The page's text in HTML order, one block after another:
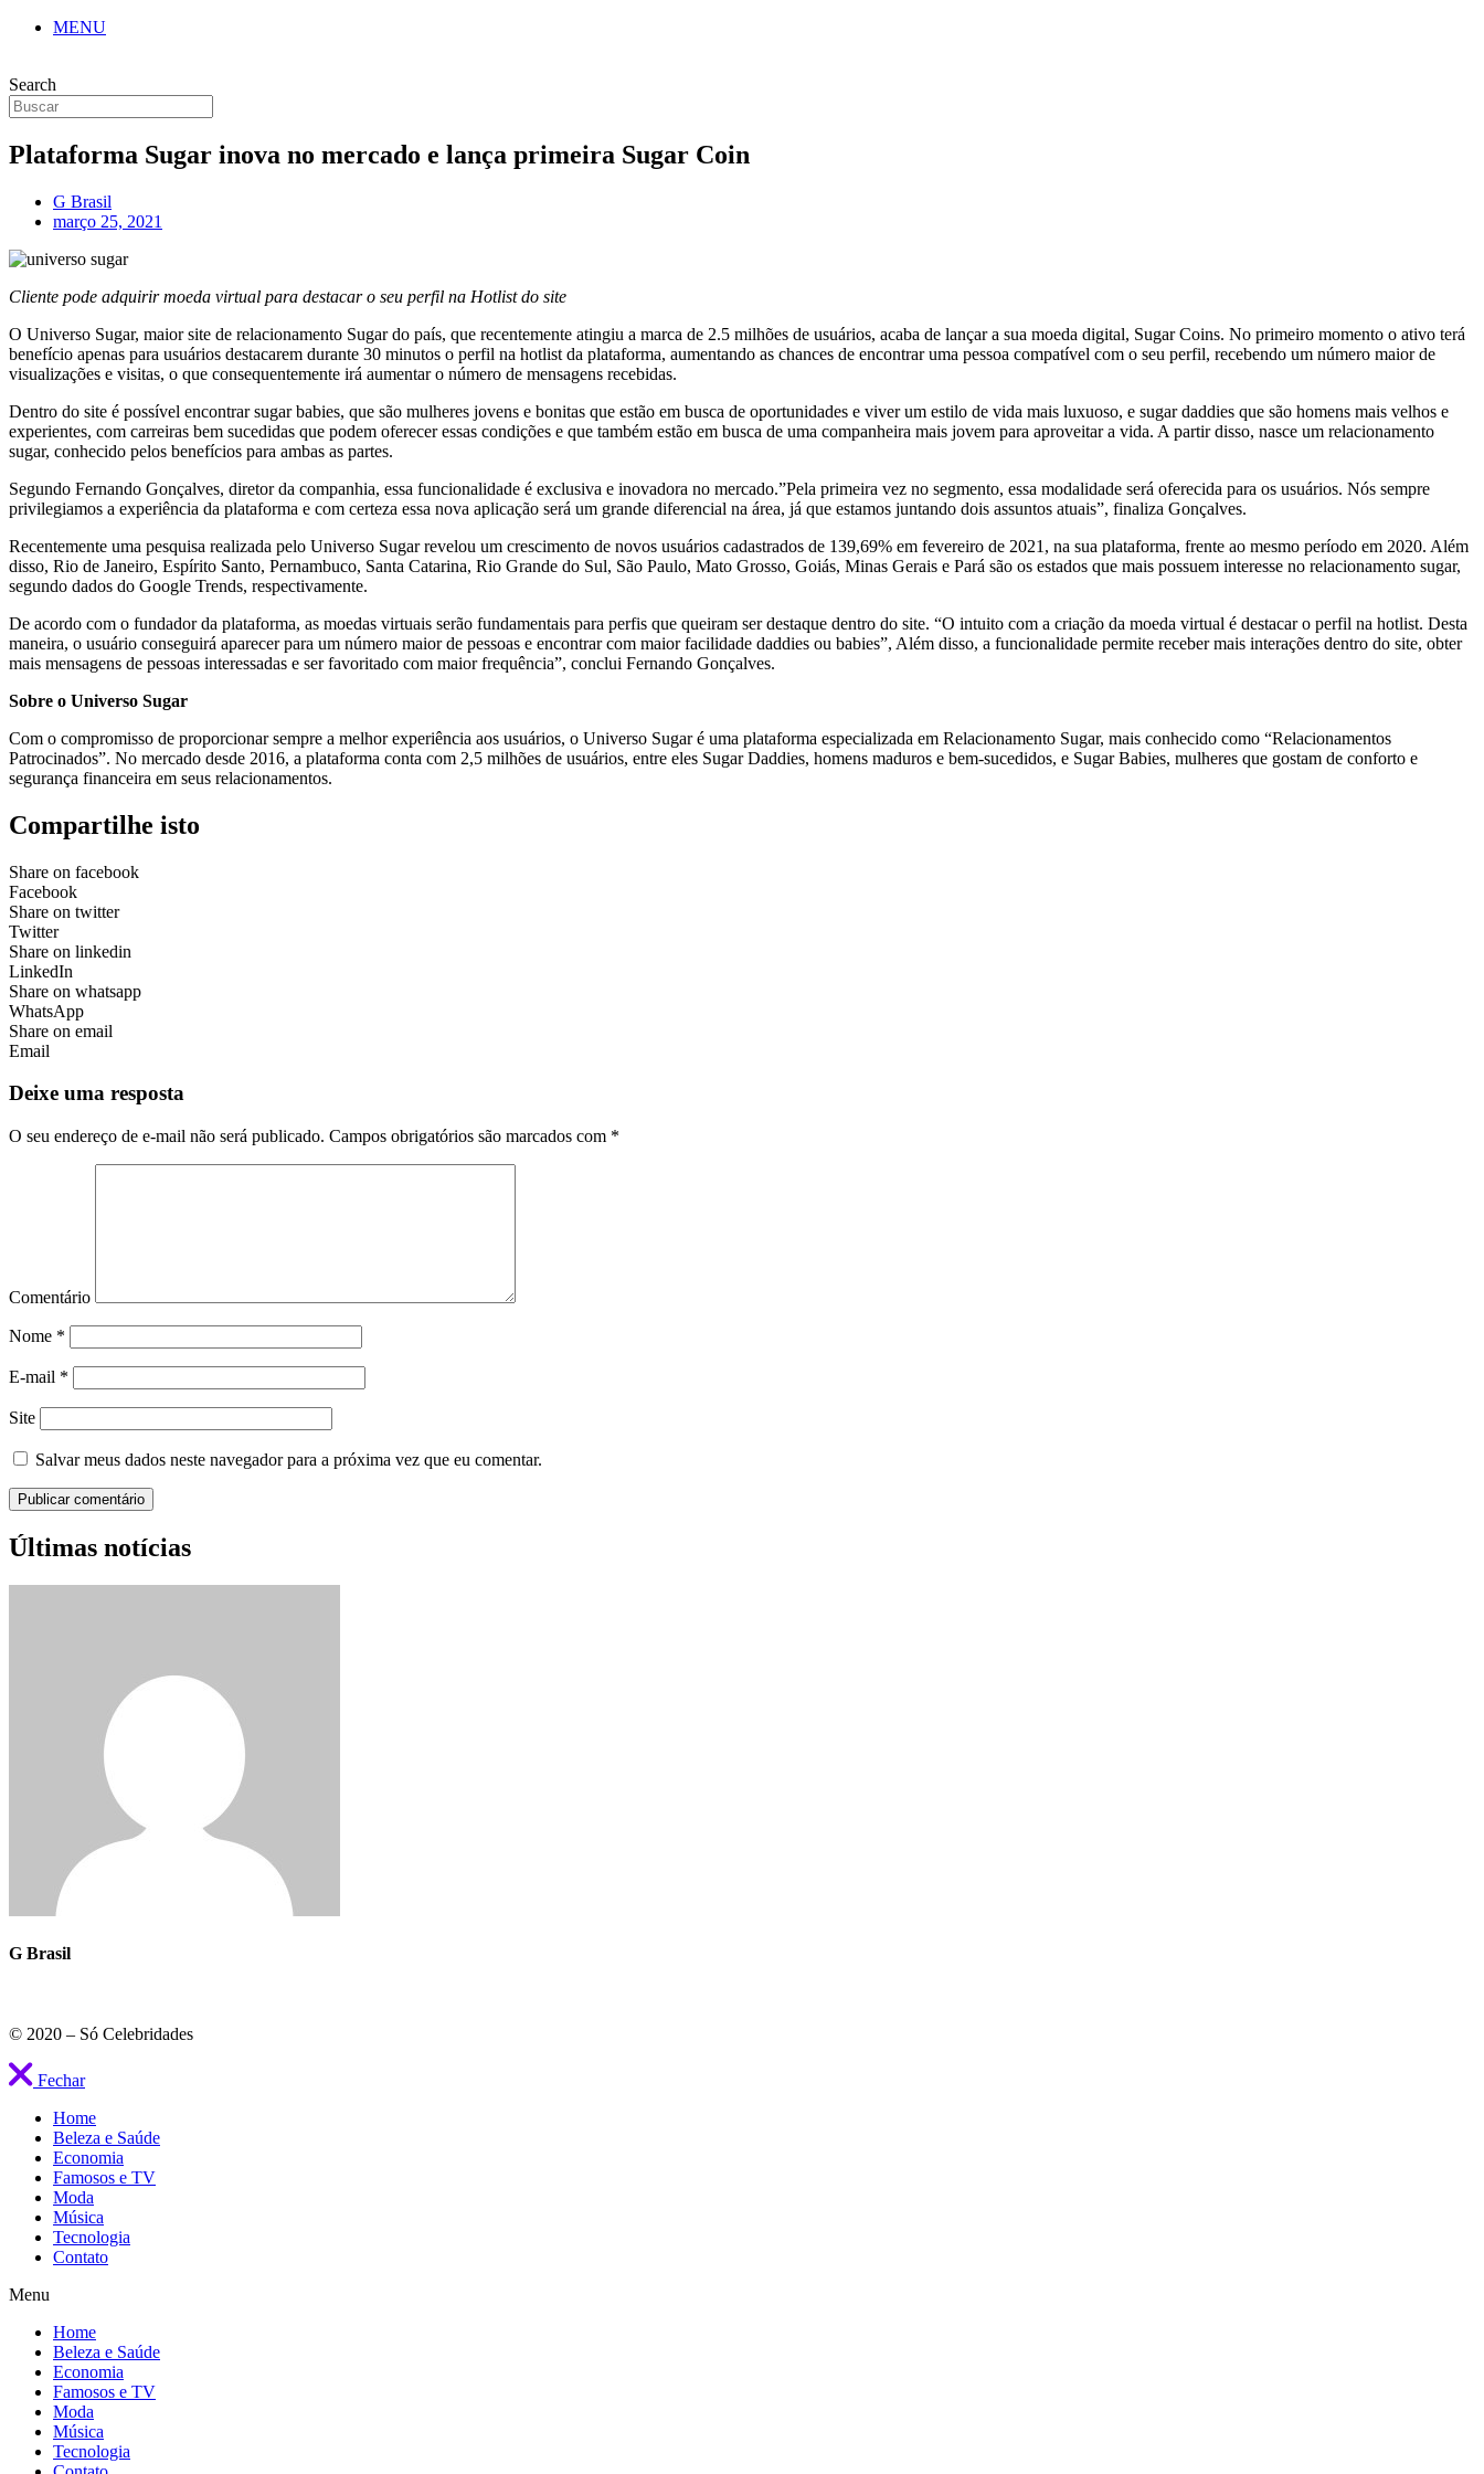
MENU
Search
Plataforma Sugar inova no mercado e lança primeira Sugar Coin
G Brasil
março 25, 2021
Cliente pode adquirir moeda virtual para destacar o seu perfil na Hotlist do site
O Universo Sugar, maior site de relacionamento Sugar do país, que recentemente atingiu a marca de 2.5 milhões de usuários, acaba de lançar a sua moeda digital, Sugar Coins. No primeiro momento o ativo terá
benefício apenas para usuários destacarem durante 30 minutos o perfil na hotlist da plataforma, aumentando as chances de encontrar uma pessoa compatível com o seu perfil, recebendo um número maior de
visualizações e visitas, o que consequentemente irá aumentar o número de mensagens recebidas.
Dentro do site é possível encontrar sugar babies, que são mulheres jovens e bonitas que estão em busca de oportunidades e viver um estilo de vida mais luxuoso, e sugar daddies que são homens mais velhos e
experientes, com carreiras bem sucedidas que podem oferecer essas condições e que também estão em busca de uma companheira mais jovem para aproveitar a vida. A partir disso, nasce um relacionamento
sugar, conhecido pelos benefícios para ambas as partes.
Segundo Fernando Gonçalves, diretor da companhia, essa funcionalidade é exclusiva e inovadora no mercado.”Pela primeira vez no segmento, essa modalidade será oferecida para os usuários. Nós sempre
privilegiamos a experiência da plataforma e com certeza essa nova aplicação será um grande diferencial na área, já que estamos juntando dois assuntos atuais”, finaliza Gonçalves.
Recentemente uma pesquisa realizada pelo Universo Sugar revelou um crescimento de novos usuários cadastrados de 139,69% em fevereiro de 2021, na sua plataforma, frente ao mesmo período em 2020. Além
disso, Rio de Janeiro, Espírito Santo, Pernambuco, Santa Catarina, Rio Grande do Sul, São Paulo, Mato Grosso, Goiás, Minas Gerais e Pará são os estados que mais possuem interesse no relacionamento sugar,
segundo dados do Google Trends, respectivamente.
De acordo com o fundador da plataforma, as moedas virtuais serão fundamentais para perfis que queiram ser destaque dentro do site. “O intuito com a criação da moeda virtual é destacar o perfil na hotlist. Desta
maneira, o usuário conseguirá aparecer para um número maior de pessoas e encontrar com maior facilidade daddies ou babies”, Além disso, a funcionalidade permite receber mais interações dentro do site, obter
mais mensagens de pessoas interessadas e ser favoritado com maior frequência”, conclui Fernando Gonçalves.
Sobre o Universo Sugar
Com o compromisso de proporcionar sempre a melhor experiência aos usuários, o Universo Sugar é uma plataforma especializada em Relacionamento Sugar, mais conhecido como “Relacionamentos
Patrocinados”. No mercado desde 2016, a plataforma conta com 2,5 milhões de usuários, entre eles Sugar Daddies, homens maduros e bem-sucedidos, e Sugar Babies, mulheres que gostam de conforto e
segurança financeira em seus relacionamentos.
Compartilhe isto
Share on facebook
Facebook
Share on twitter
Twitter
Share on linkedin
LinkedIn
Share on whatsapp
WhatsApp
Share on email
Email
Deixe uma resposta
O seu endereço de e-mail não será publicado. Campos obrigatórios são marcados com *
Comentário
Nome *
E-mail *
Site
Salvar meus dados neste navegador para a próxima vez que eu comentar.
Últimas notícias
G Brasil
© 2020 – Só Celebridades
Fechar
Home
Beleza e Saúde
Economia
Famosos e TV
Moda
Música
Tecnologia
Contato
Menu
Home
Beleza e Saúde
Economia
Famosos e TV
Moda
Música
Tecnologia